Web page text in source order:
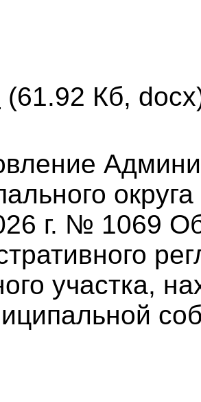
(61.92 Кб,
г. № 1069
участка,